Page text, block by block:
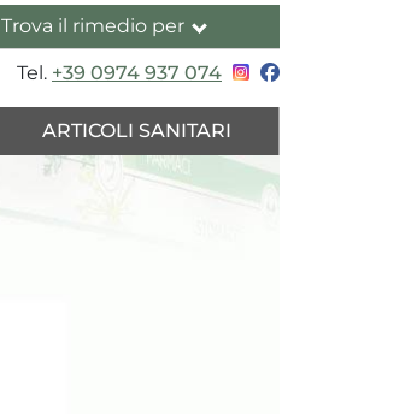
Trova il rimedio per
Tel. +39 0974 937 074
ARTICOLI SANITARI